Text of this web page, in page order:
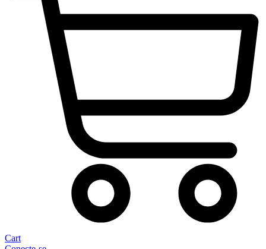
Cart